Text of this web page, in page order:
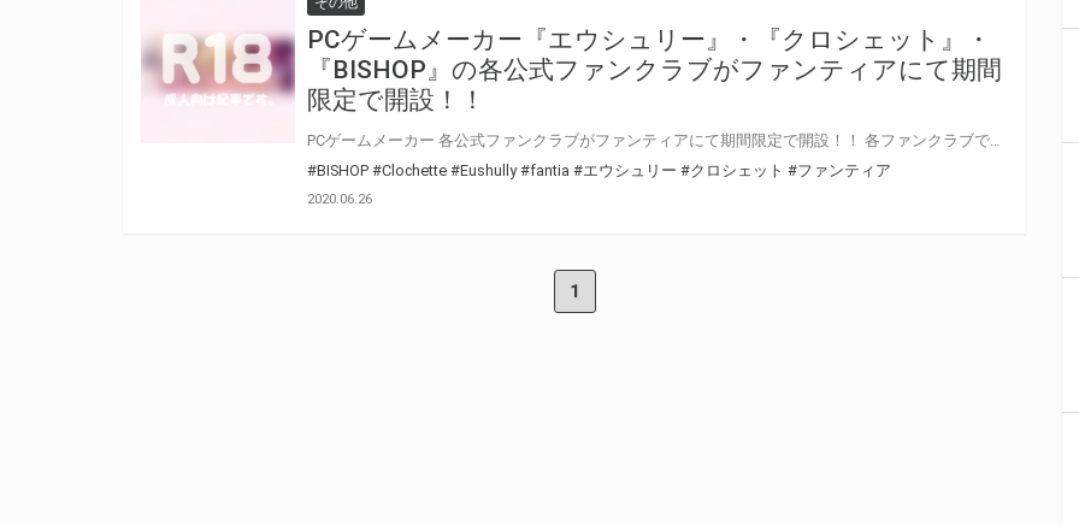
PCゲームメーカー『エウシュリー』・『クロシェット』・
『BISHOP』の各公式ファンクラブがファンティアにて期間
限定で開設！！
#BISHOP #Clochette #Eushully #fantia #エウシュリー #クロシェット #ファンティア
2020.06.26
1